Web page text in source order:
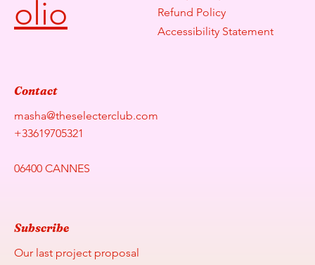
olio
Refund Policy
Accessibility Statement
Contact
masha@theselecterclub.com
+33619705321
06400 CANNES
Subscribe
Our last project proposal